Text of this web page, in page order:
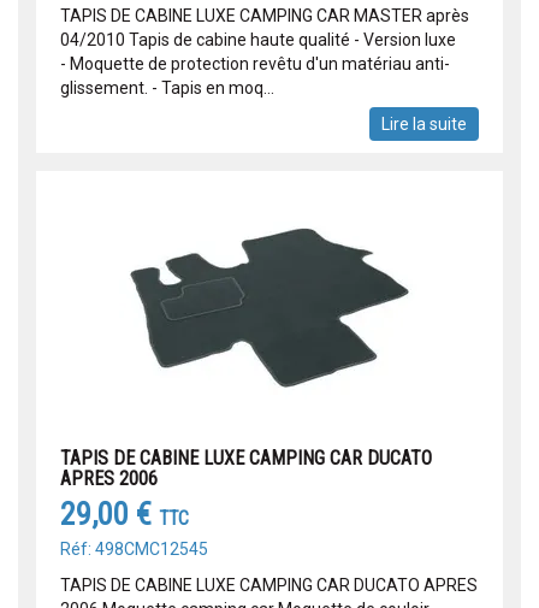
TAPIS DE CABINE LUXE CAMPING CAR MASTER après
04/2010 Tapis de cabine haute qualité - Version luxe
- Moquette de protection revêtu d'un matériau anti-
glissement. - Tapis en moq...
Lire la suite
TAPIS DE CABINE LUXE CAMPING CAR DUCATO
APRES 2006
29,00 € TTC
Réf: 498CMC12545
TAPIS DE CABINE LUXE CAMPING CAR DUCATO APRES